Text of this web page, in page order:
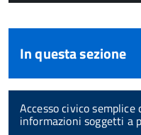
In questa sezione
Accesso civico
informazioni soggetti a